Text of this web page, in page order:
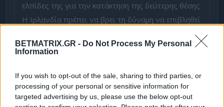
BETMATRIX.GR - Do Not Process My Personal
Information
If you wish to opt-out of the sale, sharing to third parties, or
processing of your personal or sensitive information for
targeted advertising by us, please use the below opt-out
ελπίδες της για την κατάκτηση της δεύτερης θέσης.
Η Ιρλανδία πρέπει να βρει τη δύναμη να επιβληθεί
της, καθώς η νίκη είναι μονόδρομος.
Η απουσία του Κάλεν λόγω τιμωρίας και η
αμφιβολία γύρω από τη συμμετοχή του Εμποσέλε